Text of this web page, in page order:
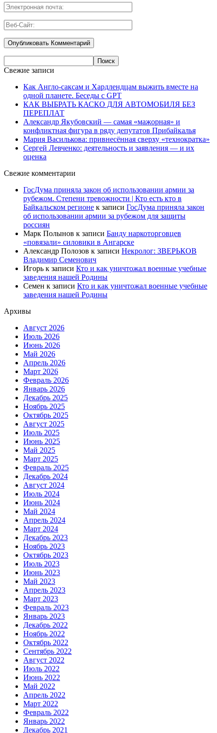
Свежие записи
Как Англо-саксам и Хардлендцам выжить вместе на
одной планете. Беседы с GPT
КАК ВЫБРАТЬ КАСКО ДЛЯ АВТОМОБИЛЯ БЕЗ
ПЕРЕПЛАТ
Александр Якубовский — самая «мажорная» и
конфликтная фигура в ряду депутатов Прибайкалья
Мария Василькова: привнесённая сверху «технократка»
Сергей Левченко: деятельность и заявления — и их
оценка
Свежие комментарии
ГосДума приняла закон об использовании армии за
рубежом. Степени тревожности | Кто есть кто в
Байкальском регионе к записи ГосДума приняла закон
об использовании армии за рубежом для защиты
россиян
Марк Полынов к записи Банду наркоторговцев
«повязали» силовики в Ангарске
Александр Полозов к записи Некролог: ЗВЕРЬКОВ
Владимир Семенович
Игорь к записи Кто и как уничтожал военные учебные
заведения нашей Родины
Семен к записи Кто и как уничтожал военные учебные
заведения нашей Родины
Архивы
Август 2026
Июль 2026
Июнь 2026
Май 2026
Апрель 2026
Март 2026
Февраль 2026
Январь 2026
Декабрь 2025
Ноябрь 2025
Октябрь 2025
Август 2025
Июль 2025
Июнь 2025
Май 2025
Март 2025
Февраль 2025
Декабрь 2024
Август 2024
Июль 2024
Июнь 2024
Май 2024
Апрель 2024
Март 2024
Декабрь 2023
Ноябрь 2023
Октябрь 2023
Июль 2023
Июнь 2023
Май 2023
Апрель 2023
Март 2023
Февраль 2023
Январь 2023
Декабрь 2022
Ноябрь 2022
Октябрь 2022
Сентябрь 2022
Август 2022
Июль 2022
Июнь 2022
Май 2022
Апрель 2022
Март 2022
Февраль 2022
Январь 2022
Декабрь 2021